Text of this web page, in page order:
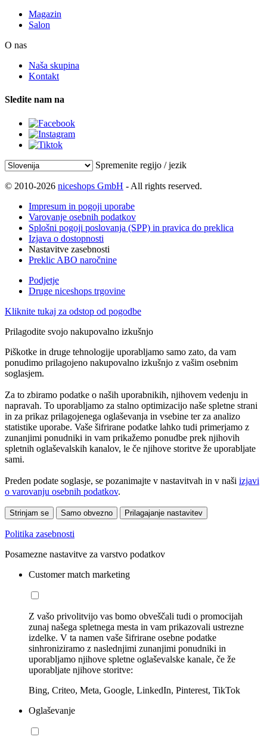
Magazin
Salon
O nas
Naša skupina
Kontakt
Sledite nam na
Spremenite regijo / jezik
© 2010-2026 niceshops GmbH - All rights reserved.
Impresum in pogoji uporabe
Varovanje osebnih podatkov
Splošni pogoji poslovanja (SPP) in pravica do preklica
Izjava o dostopnosti
Nastavitve zasebnosti
Preklic ABO naročnine
Podjetje
Druge niceshops trgovine
Kliknite tukaj za odstop od pogodbe
Prilagodite svojo nakupovalno izkušnjo
Piškotke in druge tehnologije uporabljamo samo zato, da vam
ponudimo prilagojeno nakupovalno izkušnjo z vašim osebnim
soglasjem.
Za to zbiramo podatke o naših uporabnikih, njihovem vedenju in
napravah. To uporabljamo za stalno optimizacijo naše spletne strani
in za prikaz prilagojenega oglaševanja in vsebine ter za analizo
statistike uporabe. Vaše šifrirane podatke lahko tudi primerjamo z
zunanjimi ponudniki in vam prikažemo ponudbe prek njihovih
spletnih oglaševalskih kanalov, le če njihove storitve že uporabljate
sami.
Preden podate soglasje, se pozanimajte v nastavitvah in v naši izjavi
o varovanju osebnih podatkov.
Strinjam se Samo obvezno Prilagajanje nastavitev
Politika zasebnosti
Posamezne nastavitve za varstvo podatkov
Customer match marketing
Z vašo privolitvijo vas bomo obveščali tudi o promocijah
zunaj našega spletnega mesta in vam prikazovali ustrezne
izdelke. V ta namen vaše šifrirane osebne podatke
sinhroniziramo z naslednjimi zunanjimi ponudniki in
uporabljamo njihove spletne oglaševalske kanale, če že
uporabljate njihove storitve:
Bing, Criteo, Meta, Google, LinkedIn, Pinterest, TikTok
Oglaševanje